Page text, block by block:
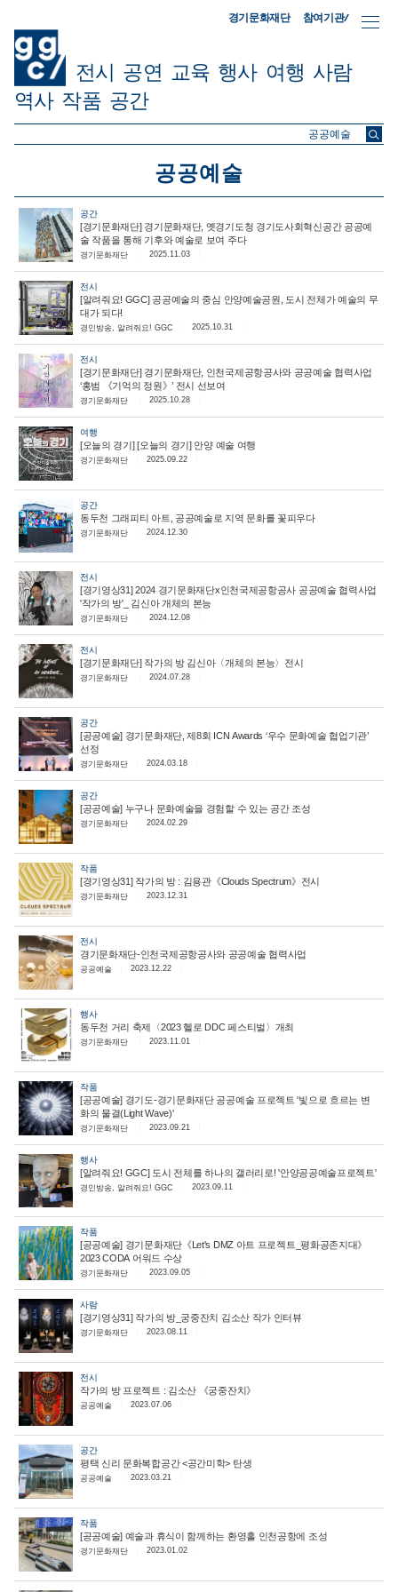
경기문화재단 참여기관/
전시 공연 교육 행사 여행 사람
역사 작품 공간
ggc/
공공예술
공간
[경기문화재단] 경기문화재단, 옛경기도청 경기도사회혁신공간 공공예
술 작품을 통해 기후와 예술로 보여 주다
경기문화재단 2025.11.03
전시
[알려줘요! GGC] 공공예술의 중심 안양예술공원, 도시 전체가 예술의 무
대가 되다!
경인방송, 알려줘요! GGC 2025.10.31
전시
[경기문화재단] 경기문화재단, 인천국제공항공사와 공공예술 협력사업
‘홍범 《기억의 정원》’ 전시 선보여
경기문화재단 2025.10.28
여행
[오늘의 경기] [오늘의 경기] 안양 예술 여행
경기문화재단 2025.09.22
공간
동두천 그래피티 아트, 공공예술로 지역 문화를 꽃피우다
경기문화재단 2024.12.30
전시
[경기영상31] 2024 경기문화재단x인천국제공항공사 공공예술 협력사업
'작가의 방'_ 김신아 개체의 본능
경기문화재단 2024.12.08
전시
[경기문화재단] 작가의 방 김신아〈개체의 본능〉전시
경기문화재단 2024.07.28
공간
[공공예술] 경기문화재단, 제8회 ICN Awards ‘우수 문화예술 협업기관’
선정
경기문화재단 2024.03.18
공간
[공공예술] 누구나 문화예술을 경험할 수 있는 공간 조성
경기문화재단 2024.02.29
작품
[경기영상31] 작가의 방 : 김용관《Clouds Spectrum》전시
경기문화재단 2023.12.31
전시
경기문화재단-인천국제공항공사와 공공예술 협력사업
공공예술 2023.12.22
행사
동두천 거리 축제〈2023 헬로 DDC 페스티벌〉개최
경기문화재단 2023.11.01
작품
[공공예술] 경기도-경기문화재단 공공예술 프로젝트 '빛으로 흐르는 변
화의 물결(Light Wave)'
경기문화재단 2023.09.21
행사
[알려줘요! GGC] 도시 전체를 하나의 갤러리로! '안양공공예술프로젝트'
경인방송, 알려줘요! GGC 2023.09.11
작품
[공공예술] 경기문화재단《Let's DMZ 아트 프로젝트_평화공존지대》
2023 CODA 어워드 수상
경기문화재단 2023.09.05
사람
[경기영상31] 작가의 방_궁중잔치 김소산 작가 인터뷰
경기문화재단 2023.08.11
전시
작가의 방 프로젝트 : 김소산 《궁중잔치》
공공예술 2023.07.06
공간
평택 신리 문화복합공간 <공간미학> 탄생
공공예술 2023.03.21
작품
[공공예술] 예술과 휴식이 함께하는 환영홀 인천공항에 조성
경기문화재단 2023.01.02